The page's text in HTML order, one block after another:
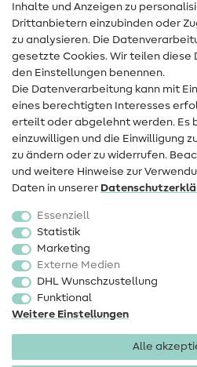
Kontakt
Infos zum Betreiberwechsel
FAQ
Widerrufsrecht
Beliebt
Stoffe
Sale
Schnittmuster
Inhalte und Anzeigen zu
Drittanbietern einzubinden oder
zu analysieren. Die
gesetzte Cookies. Wir teilen diese
den Einstellungen benennen.
Die Datenverarbeitung kann mit
eines berechtigten Interesses
erteilt oder abgelehnt werden. Es
einzuwilligen und die Einwilligung
zu ändern oder zu widerrufen.
und weitere Hinweise zur
Daten in unserer
Essenziell
Statistik
Marketing
Externe Medien
DHL Wunschzustellung
Funktional
Weitere Einstellungen
Alle
Impressum
Datenschutz